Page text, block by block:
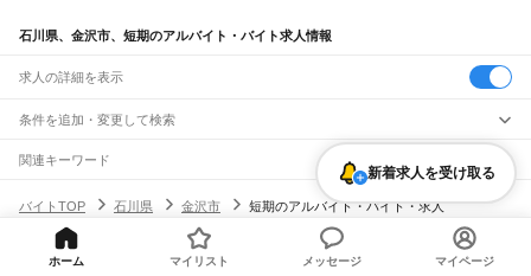
石川県、金沢市、短期のアルバイト・バイト求人情報
求人の詳細を表示
条件を追加・変更して検索
市区町村を追加・変更
石川県すべて
金沢市
輪島市 羽咋市かほく市
能美市
野々市市
河北郡 鳳珠郡
駅を追加・変更
JR北陸本線(米原～金沢)
大聖寺駅
動橋駅 粟津駅 明峰駅 能美根上駅
美川駅
職種を追加・変更
飲食・フードサービス
関連キーワード
ガチャガチャ
バイトTOP
石川県 金沢市 短期のアルバイト・バイト・求人
新着求人を受け取る
ヘルプ・お問い合わせ サイトマップ 利用規約・プライバシーポリシー
ホーム マイリスト メッセージ マイページ